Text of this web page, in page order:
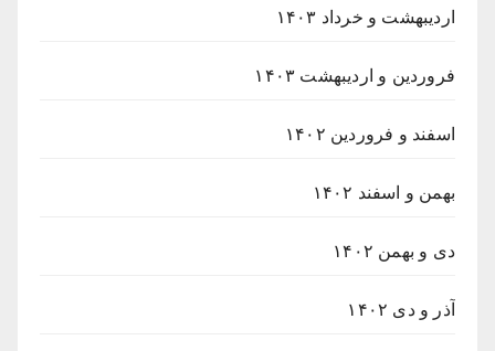
اردیبهشت و خرداد ۱۴۰۳
فروردین و اردیبهشت ۱۴۰۳
اسفند و فروردین ۱۴۰۲
بهمن و اسفند ۱۴۰۲
دی و بهمن ۱۴۰۲
آذر و دی ۱۴۰۲